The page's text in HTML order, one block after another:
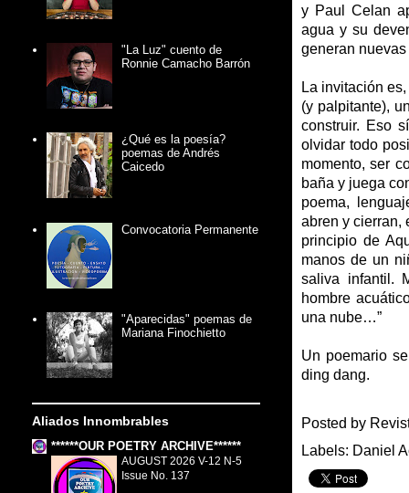
y Paul Celan
agua y su
generan
La invitación
(y palpitante),
construir. Eso
olvidar todo
momento, ser
baña y juega
poema,
abren y cierran,
principio de
manos de un
saliva infantil.
hombre
una nube…”
Un poemario
ding dang.
Posted by
Labels: Daniel
"La Luz" cuento de
Ronnie Camacho Barrón
¿Qué es la poesía?
poemas de Andrés
Caicedo
Convocatoria Permanente
"Aparecidas" poemas de
Mariana Finochietto
Aliados Innombrables
******OUR POETRY ARCHIVE******
AUGUST 2026 V-12 N-5
Issue No. 137